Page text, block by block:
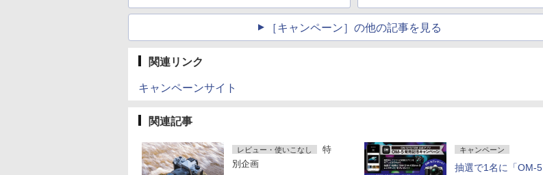
［キャンペーン］の他の記事を見る
関連リンク
キャンペーンサイト
関連記事
レビュー・使いこなし
特
別企画
キャンペーン
抽選で1名に「OM-5